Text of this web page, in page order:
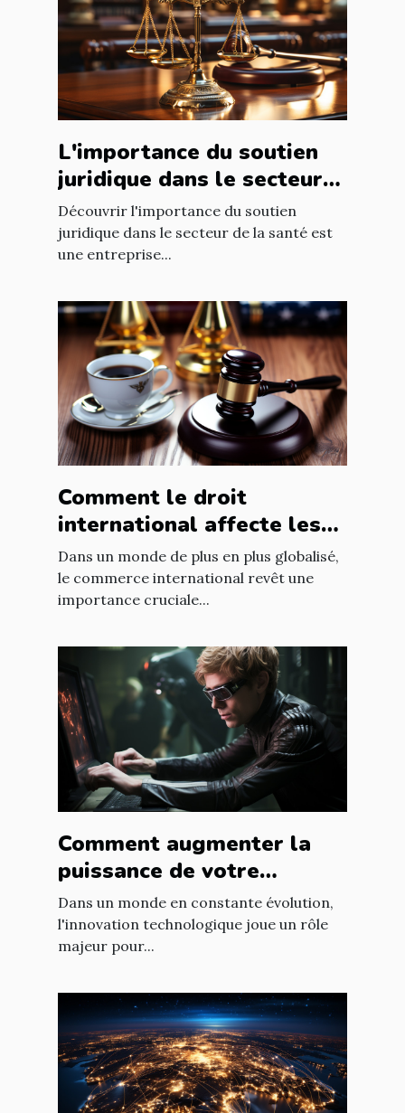
L'importance du soutien
juridique dans le secteur
de la santé
Découvrir l'importance du soutien
juridique dans le secteur de la santé est
une entreprise...
Comment le droit
international affecte les
accords commerciaux
Dans un monde de plus en plus globalisé,
le commerce international revêt une
importance cruciale...
Comment augmenter la
puissance de votre
entreprise grâce aux
nouvelles technologies
Dans un monde en constante évolution,
l'innovation technologique joue un rôle
majeur pour...